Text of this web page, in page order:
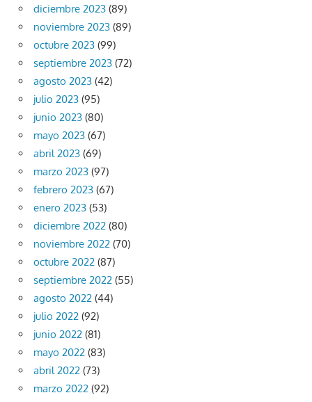
diciembre 2023 (89)
noviembre 2023 (89)
octubre 2023 (99)
septiembre 2023 (72)
agosto 2023 (42)
julio 2023 (95)
junio 2023 (80)
mayo 2023 (67)
abril 2023 (69)
marzo 2023 (97)
febrero 2023 (67)
enero 2023 (53)
diciembre 2022 (80)
noviembre 2022 (70)
octubre 2022 (87)
septiembre 2022 (55)
agosto 2022 (44)
julio 2022 (92)
junio 2022 (81)
mayo 2022 (83)
abril 2022 (73)
marzo 2022 (92)